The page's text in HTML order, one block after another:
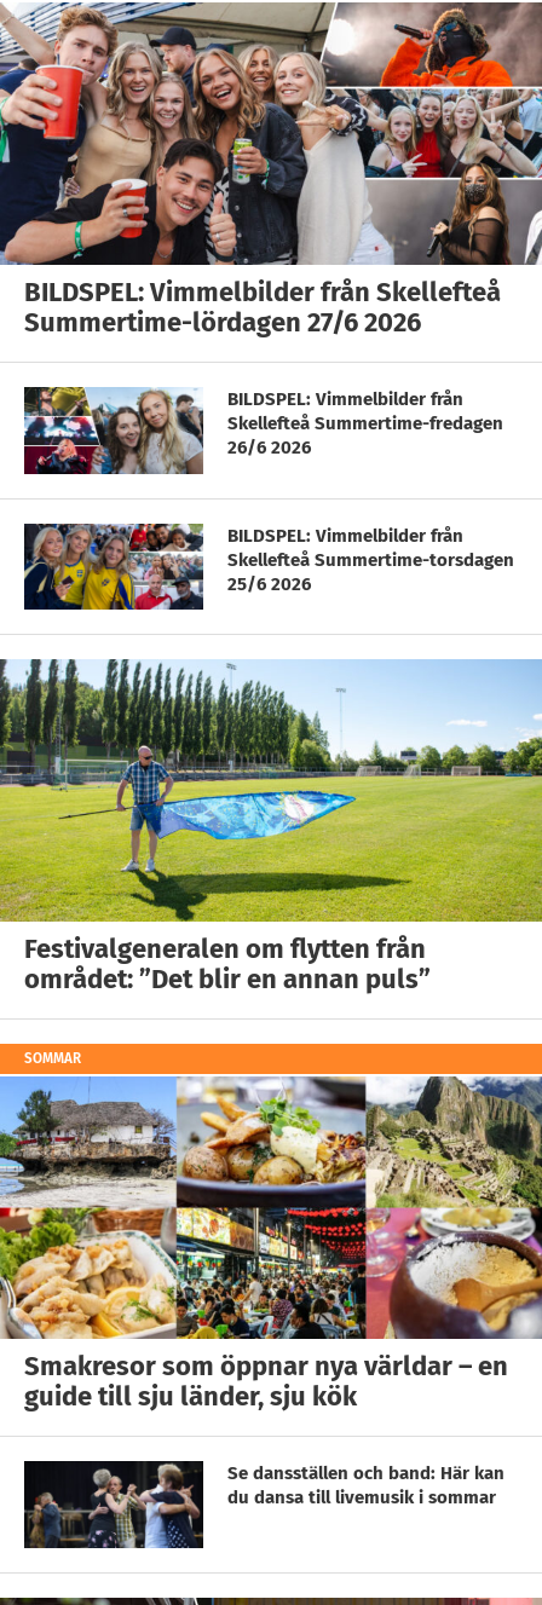
BILDSPEL: Vimmelbilder från Skellefteå
Summertime-lördagen 27/6 2026
BILDSPEL: Vimmelbilder från
Skellefteå Summertime-fredagen
26/6 2026
BILDSPEL: Vimmelbilder från
Skellefteå Summertime-torsdagen
25/6 2026
Festivalgeneralen om flytten från
området: ”Det blir en annan puls”
SOMMAR
Smakresor som öppnar nya världar – en
guide till sju länder, sju kök
Se dansställen och band: Här kan
du dansa till livemusik i sommar